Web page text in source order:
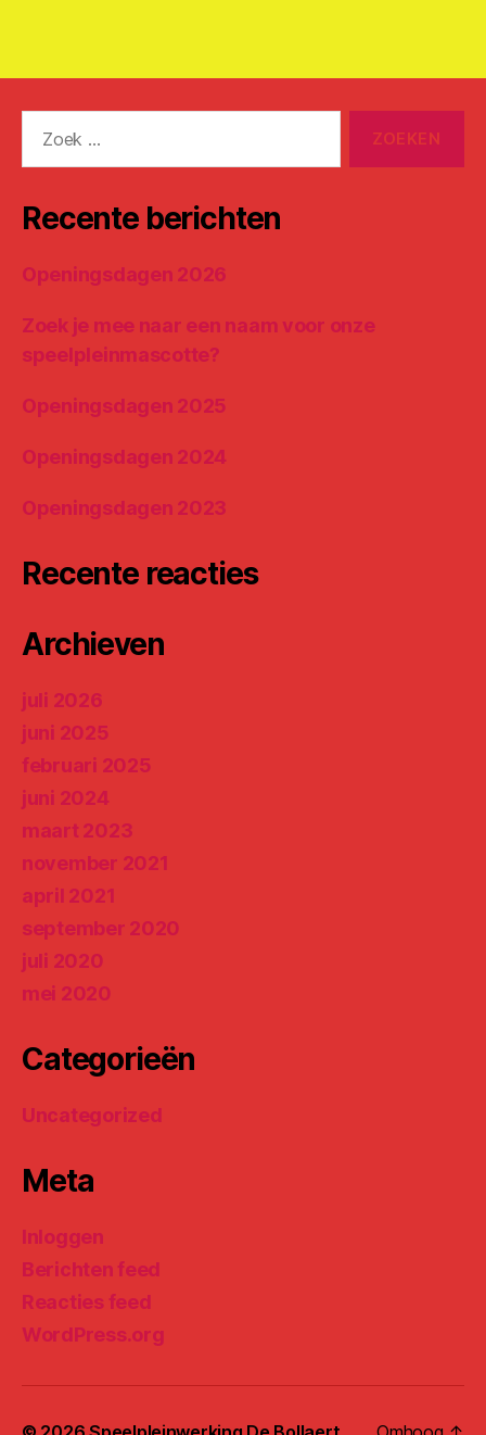
naar:
Recente berichten
Openingsdagen 2026
Zoek je mee naar een naam voor onze
speelpleinmascotte?
Openingsdagen 2025
Openingsdagen 2024
Openingsdagen 2023
Recente reacties
Archieven
juli 2026
juni 2025
februari 2025
juni 2024
maart 2023
november 2021
april 2021
september 2020
juli 2020
mei 2020
Categorieën
Uncategorized
Meta
Inloggen
Berichten feed
Reacties feed
WordPress.org